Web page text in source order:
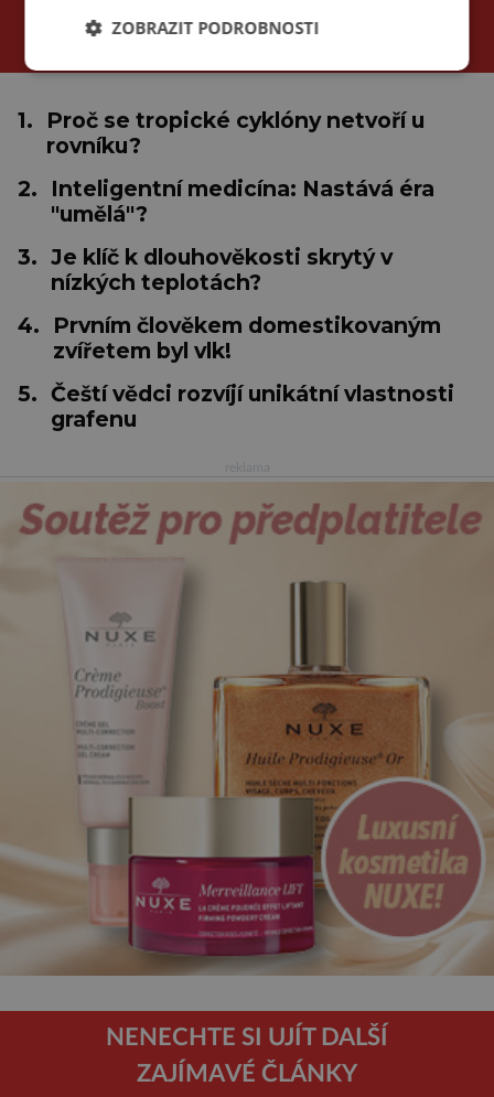
1.
Proč se tropické cyklóny netvoří u
rovníku?
2.
Inteligentní medicína: Nastává éra
"umělá"?
3. Je klíč k dlouhověkosti skrytý v
nízkých teplotách?
4.
Prvním člověkem domestikovaným
zvířetem byl vlk!
5. Čeští vědci rozvíjí unikátní vlastnosti
grafenu
NENECHTE SI UJÍT DALŠÍ
ZAJÍMAVÉ ČLÁNKY
ZOBRAZIT PODROBNOSTI